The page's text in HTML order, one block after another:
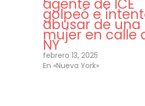
agente de ICE
golpeó e
abusar de una
mujer en calle
NY
febrero 13, 2025
En «Nueva York»